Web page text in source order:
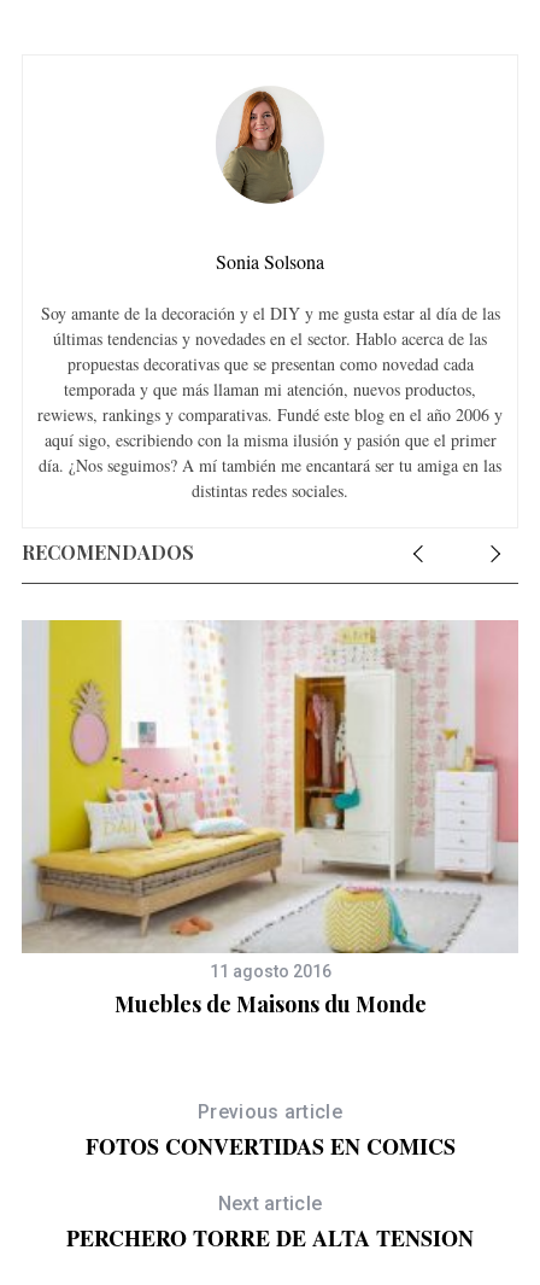
Sonia Solsona
Soy amante de la decoración y el DIY y me gusta estar al día de las
últimas tendencias y novedades en el sector. Hablo acerca de las
propuestas decorativas que se presentan como novedad cada
temporada y que más llaman mi atención, nuevos productos,
rewiews, rankings y comparativas. Fundé este blog en el año 2006 y
aquí sigo, escribiendo con la misma ilusión y pasión que el primer
día. ¿Nos seguimos? A mí también me encantará ser tu amiga en las
distintas redes sociales.
RECOMENDADOS
11 agosto 2016
Muebles de Maisons du Monde
Previous article
FOTOS CONVERTIDAS EN COMICS
Next article
PERCHERO TORRE DE ALTA TENSION
r